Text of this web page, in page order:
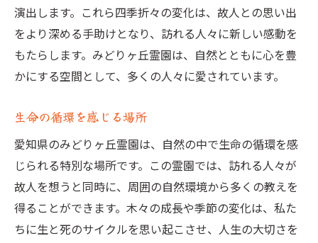
演出します。これら四季折々の変化は、故人との思い出
をより深める手助けとなり、訪れる人々に新しい感動を
もたらします。みどりヶ丘霊園は、自然とともに心を豊
かにする空間として、多くの人々に愛されています。
生命の循環を感じる場所
愛知県のみどりヶ丘霊園は、自然の中で生命の循環を感
じられる特別な場所です。この霊園では、訪れる人々が
故人を想うと同時に、周囲の自然環境から多くの教えを
得ることができます。木々の成長や季節の変化は、私た
ちに生と死のサイクルを思い起こさせ、人生の大切さを